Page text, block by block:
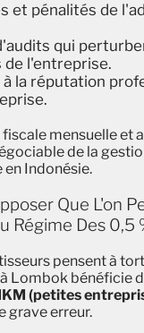
et pénalités de
qui
de l'entreprise.
la réputation
mensuelle et
de la
Indonésie.
Que L'on
Régime Des 0,5
pensent à
Lombok bénéficie
(petites
grave erreur.